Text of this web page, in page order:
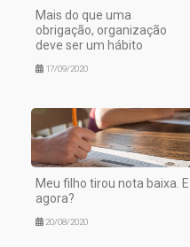
Mais do que uma
obrigação, organização
deve ser um hábito
17/09/2020
Meu filho tirou nota baixa. E
agora?
20/08/2020